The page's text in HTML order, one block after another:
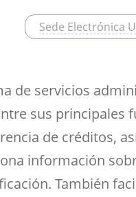
a
del 70%
Sala
Sede Electrónica
de servicios
sus principales
de créditos,
información
También